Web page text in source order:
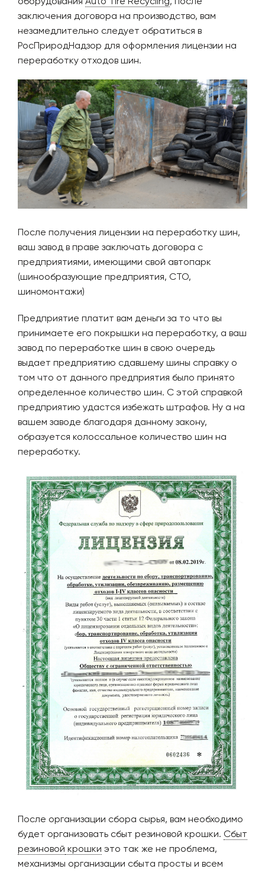
заключения договора на производство, вам
незамедлительно следует обратиться в
РосПриродНадзор для оформления лицензии на
переработку отходов шин.
После получения лицензии на переработку шин,
ваш завод в праве заключать договора с
предприятиями, имеющими свой автопарк
(шинообразующие предприятия, СТО,
шиномонтажи)
Предприятие платит вам деньги за то что вы
принимаете его покрышки на переработку, а ваш
завод по переработке шин в свою очередь
выдает предприятию сдавшему шины справку о
том что от данного предприятия было принято
определенное количество шин. С этой справкой
предприятию удастся избежать штрафов. Ну а на
вашем заводе благодаря данному закону,
образуется колоссальное количество шин на
переработку.
После организации сбора сырья, вам необходимо
будет организовать сбыт резиновой крошки. Сбыт
резиновой крошки это так же не проблема,
механизмы организации сбыта просты и всем